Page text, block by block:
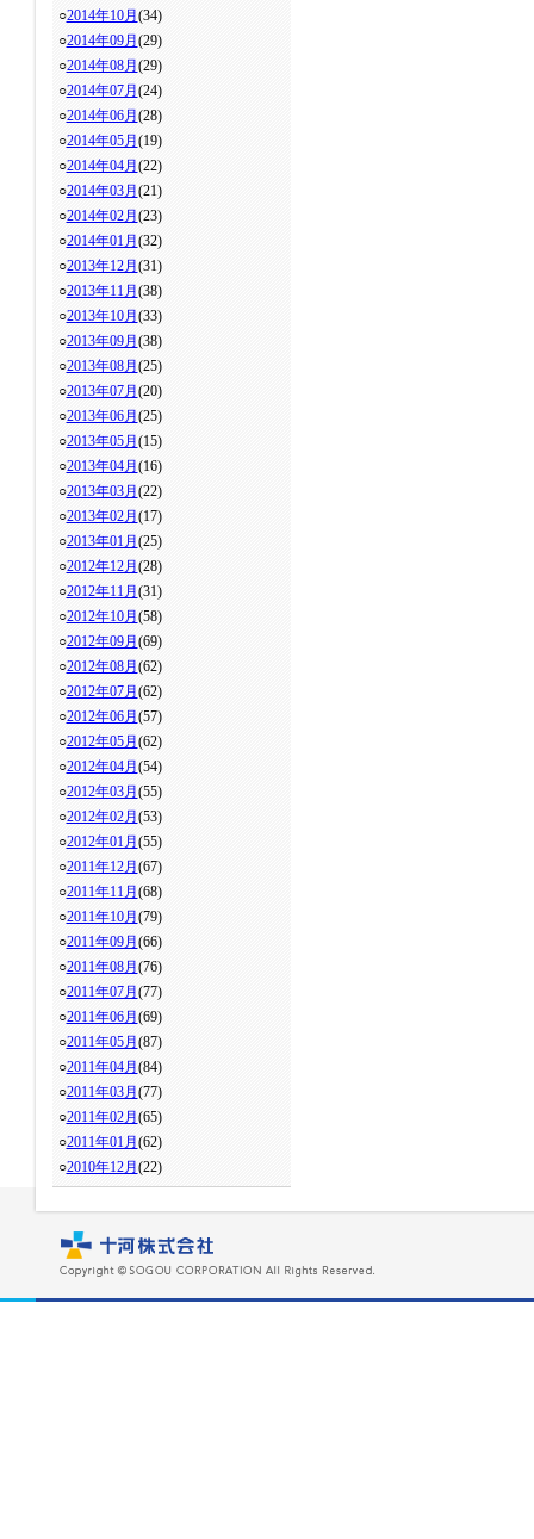
○2014年10月 (34)
○2014年09月 (29)
○2014年08月 (29)
○2014年07月 (24)
○2014年06月 (28)
○2014年05月 (19)
○2014年04月 (22)
○2014年03月 (21)
○2014年02月 (23)
○2014年01月 (32)
○2013年12月 (31)
○2013年11月 (38)
○2013年10月 (33)
○2013年09月 (38)
○2013年08月 (25)
○2013年07月 (20)
○2013年06月 (25)
○2013年05月 (15)
○2013年04月 (16)
○2013年03月 (22)
○2013年02月 (17)
○2013年01月 (25)
○2012年12月 (28)
○2012年11月 (31)
○2012年10月 (58)
○2012年09月 (69)
○2012年08月 (62)
○2012年07月 (62)
○2012年06月 (57)
○2012年05月 (62)
○2012年04月 (54)
○2012年03月 (55)
○2012年02月 (53)
○2012年01月 (55)
○2011年12月 (67)
○2011年11月 (68)
○2011年10月 (79)
○2011年09月 (66)
○2011年08月 (76)
○2011年07月 (77)
○2011年06月 (69)
○2011年05月 (87)
○2011年04月 (84)
○2011年03月 (77)
○2011年02月 (65)
○2011年01月 (62)
○2010年12月 (22)